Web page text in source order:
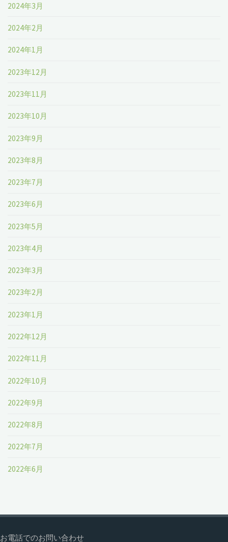
2024年3月
2024年2月
2024年1月
2023年12月
2023年11月
2023年10月
2023年9月
2023年8月
2023年7月
2023年6月
2023年5月
2023年4月
2023年3月
2023年2月
2023年1月
2022年12月
2022年11月
2022年10月
2022年9月
2022年8月
2022年7月
2022年6月
お電話でのお問い合わせ